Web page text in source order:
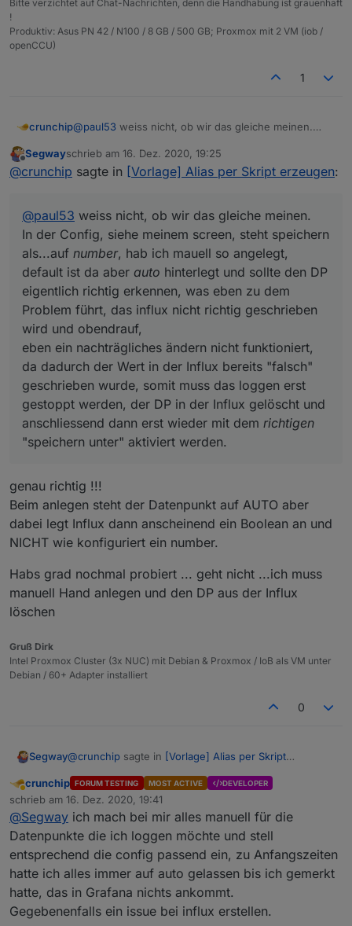
  "native": {
    "ID": "ENERGY_COUNTER",
    "FLAGS": 1,
  },
  "from": "system.adapter.hm-rega.0",
  "_id": "hm-rpc.0.blabla.ENERGY_COUNTER",
  "acl": {
    "object": 1636,
    "owner": "system.user.admin",
"ownerGroup":
    "state": 1636
  }
Bitte verzichtet auf Chat-Nachrichten, denn die Handhabung ist grauenhaft
!
Produktiv: Asus PN 42 / N100 / 8 GB / 500 GB; Proxmox mit 2 VM (iob /
openCCU)
1
crunchip@paul53 weiss nicht, ob wir das gleiche meinen.
als...aufnumber, hab ich mauell so angelegt, default
ist da aber
autohinterlegt und sollte den DP
wird und obendrauf,
eben ein nachträgliches ändern nicht funktioniert, da
dadurch der Wert in der Influx bereits "falsch"
geschrieben wurde, somit muss das loggen erst
gestoppt werden, der DP in der Influx gelöscht und
anschliessend dann erst wieder mit demrichtigen
"speichern unter" aktiviert werden.
Segwayschrieb am 16. Dez. 2020, 19:25
zuletzt editiert von
@crunchip sagte in [Vorlage] Alias per Skript erzeugen:
@paul53 weiss nicht, ob wir das gleiche meinen.
In der Config, siehe meinem screen, steht speichern
als...auf number, hab ich mauell so angelegt,
default ist da aber auto hinterlegt und sollte den DP
eigentlich richtig erkennen, was eben zu dem
Problem führt, das influx nicht richtig geschrieben
wird und obendrauf,
eben ein nachträgliches ändern nicht funktioniert,
da dadurch der Wert in der Influx bereits "falsch"
geschrieben wurde, somit muss das loggen erst
gestoppt werden, der DP in der Influx gelöscht und
anschliessend dann erst wieder mit dem richtigen
"speichern unter" aktiviert werden.
genau richtig !!!
Beim anlegen steht der Datenpunkt auf AUTO aber
dabei legt Influx dann anscheinend ein Boolean an und
NICHT wie konfiguriert ein number.
Habs grad nochmal probiert ... geht nicht ...ich muss
manuell Hand anlegen und den DP aus der Influx
löschen
Gruß Dirk
Intel Proxmox Cluster (3x NUC) mit Debian & Proxmox / IoB als VM unter
Debian / 60+ Adapter installiert
0
Segway@crunchip sagte in [Vorlage] Alias per Skript
@paul53weiss nicht, ob wir das gleiche meinen.
In der Config, siehe meinem screen, steht
speichern als...auf
number, hab ich mauell so
angelegt, default ist da aber autohinterlegt und
sollte den DP eigentlich richtig erkennen, was
eben zu dem Problem führt, das influx nicht
richtig geschrieben wird und obendrauf,
eben ein nachträgliches ändern nicht
funktioniert, da dadurch der Wert in der Influx
genau richtig !!!
Beim anlegen steht der Datenpunkt auf AUTO aber
dabei legt Influx dann anscheinend ein Boolean an
und NICHT wie konfiguriert ein number.
Habs grad nochmal probiert ... geht nicht ...ich muss
manuell Hand anlegen und den DP aus der Influx
löschen
Abwesend
crunchip FORUM TESTING MOST ACTIVE DEVELOPER
schrieb am 16. Dez. 2020, 19:41
zuletzt editiert von
@Segway ich mach bei mir alles manuell für die
Datenpunkte die ich loggen möchte und stell
entsprechend die config passend ein, zu Anfangszeiten
hatte ich alles immer auf auto gelassen bis ich gemerkt
hatte, das in Grafana nichts ankommt.
Gegebenenfalls ein issue bei influx erstellen.